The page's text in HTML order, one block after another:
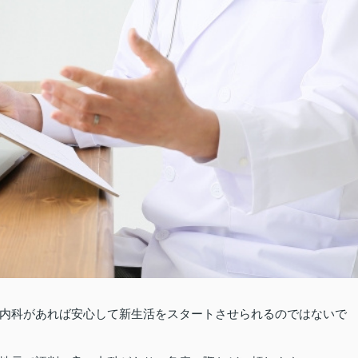
科があれば安心して新生活をスタートさせられるのではないで